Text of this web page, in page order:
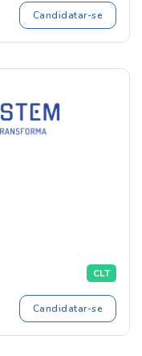
Candidatar-se
CLT
Candidatar-se